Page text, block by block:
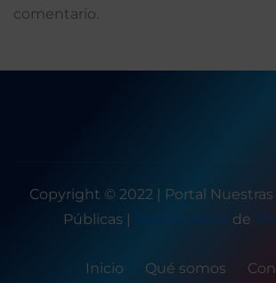
comentario.
Copyright © 2022 | Portal
Públicas
Seattle News de
Inicio Qué somos